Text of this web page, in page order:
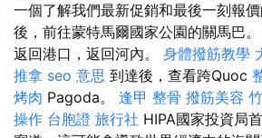
一個了解我們最新促銷和最後一刻報
後，前往蒙特馬爾國家公園的關馬巴
返回港口，返回河內。 身體撥筋教學
推拿 seo 意思 到達後，查看跨Quoc
烤肉 Pagoda。 逢甲 整骨 撥筋美容
操作 台胞證 旅行社 HIPA國家投資局